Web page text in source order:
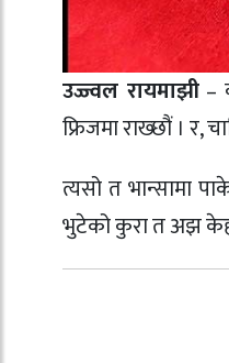
उज्ज्वल रायमाझी–
फ्रिजमा राख्छौं । र,
त्यसो त भान्सामा
भुटेको कुरा त अझ